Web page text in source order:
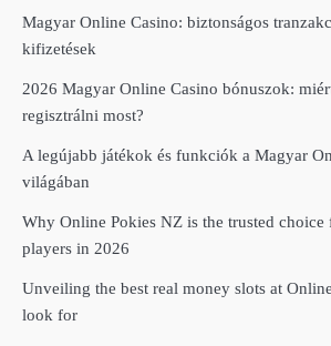
Magyar Online Casino: biztonságos
kifizetések
2026 Magyar Online Casino bónuszok:
regisztrálni most?
A legújabb játékok és funkciók a Magyar
világában
Why Online Pokies NZ is the trusted choice
players in 2026
Unveiling the best real money slots at
look for